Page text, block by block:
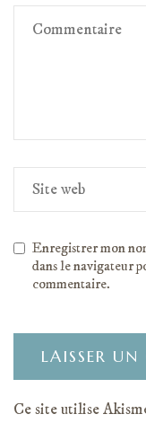
Enregistrer mon
dans le navigateur
commentaire.
Ce site utilise